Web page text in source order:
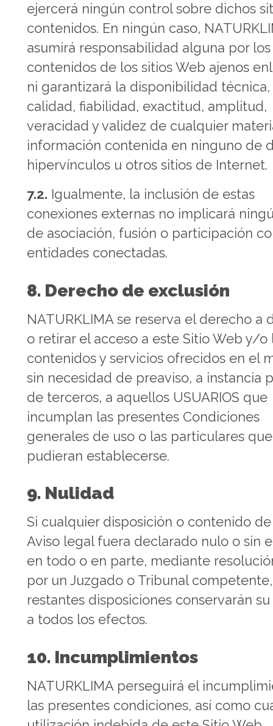
ejercerá ningún control sobre dichos
contenidos. En ningún caso,
asumirá responsabilidad alguna por los
contenidos de los sitios Web ajenos
ni garantizará la disponibilidad técnica,
calidad, fiabilidad, exactitud, amplitud,
veracidad y validez de cualquier
información contenida en ninguno de
hipervínculos u otros sitios de Internet.
7.2. Igualmente, la inclusión de estas
conexiones externas no implicará
de asociación, fusión o participación
entidades conectadas.
8. Derecho de exclusión
NATURKLIMA se reserva el derecho a
o retirar el acceso a este Sitio Web y/o
contenidos y servicios ofrecidos en el
sin necesidad de preaviso, a instancia
de terceros, a aquellos USUARIOS que
incumplan las presentes Condiciones
generales de uso o las particulares que
pudieran establecerse.
9. Nulidad
Si cualquier disposición o contenido
Aviso legal fuera declarado nulo o sin
en todo o en parte, mediante
por un Juzgado o Tribunal
restantes disposiciones conservarán
a todos los efectos.
10. Incumplimientos
NATURKLIMA perseguirá el
las presentes condiciones, así como